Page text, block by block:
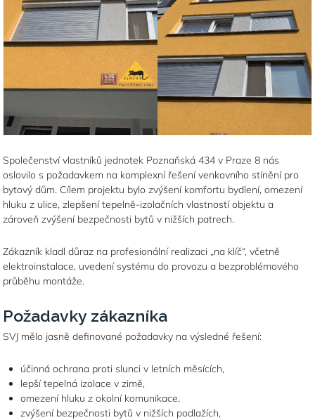
Společenství vlastníků jednotek Poznaňská 434 v Praze 8 nás
oslovilo s požadavkem na komplexní řešení venkovního stínění pro
bytový dům. Cílem projektu bylo zvýšení komfortu bydlení, omezení
hluku z ulice, zlepšení tepelně-izolačních vlastností objektu a
zároveň zvýšení bezpečnosti bytů v nižších patrech.
Zákazník kladl důraz na profesionální realizaci „na klíč“, včetně
elektroinstalace, uvedení systému do provozu a bezproblémového
průběhu montáže.
Požadavky zákazníka
SVJ mělo jasně definované požadavky na výsledné řešení:
účinná ochrana proti slunci v letních měsících,
lepší tepelná izolace v zimě,
omezení hluku z okolní komunikace,
zvýšení bezpečnosti bytů v nižších podlažích,